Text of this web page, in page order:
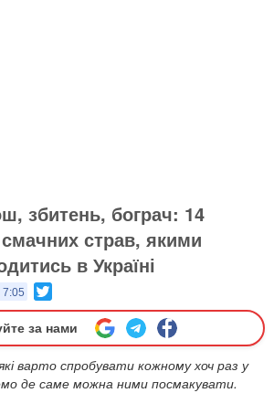
збитень, бограч: 14
страв, якими
в Україні
7:05
за нами
варто спробувати кожному хоч раз у
де саме можна ними посмакувати.